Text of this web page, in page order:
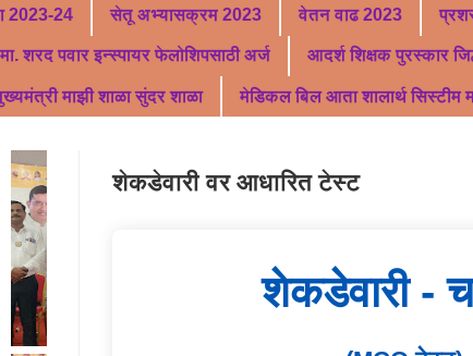
2023-24 सेतू अभ्यासक्रम 2023 वेतन वाढ 2023
मा. शरद पवार इन्स्पायर फेलोशिपसाठी अर्ज आदर्श शिक्षक पुरस्कार
माझी शाळा सुंदर शाळा मेडिकल बिल आता शालार्थ सिस्टीम
शेकडेवारी वर आधारित टेस्ट
शेकडेवारी -